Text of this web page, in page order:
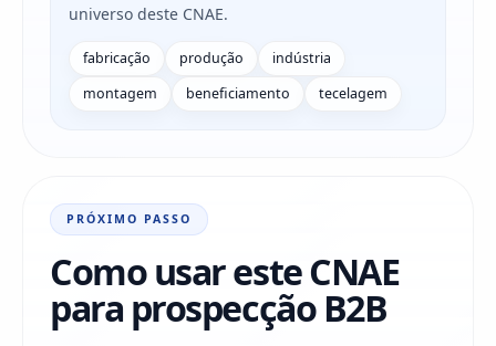
universo deste CNAE.
fabricação produção
indústria
montagem
beneficiamento tecelagem
PRÓXIMO PASSO
Como usar este CNAE
para prospecção B2B